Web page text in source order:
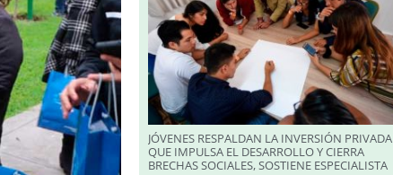
JÓVENES RESPALDAN LA INVERSIÓN PRIVADA
QUE IMPULSA EL DESARROLLO Y CIERRA
BRECHAS SOCIALES, SOSTIENE ESPECIALISTA